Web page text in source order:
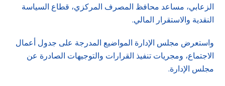
الزعابي، مساعد محافظ المصرف المركزي، قطاع السياسة
النقدية والاستقرار المالي.
واستعرض مجلس الإدارة المواضيع المدرجة على جدول أعمال
الاجتماع، ومجريات تنفيذ القرارات والتوجيهات الصادرة عن
مجلس الإدارة.